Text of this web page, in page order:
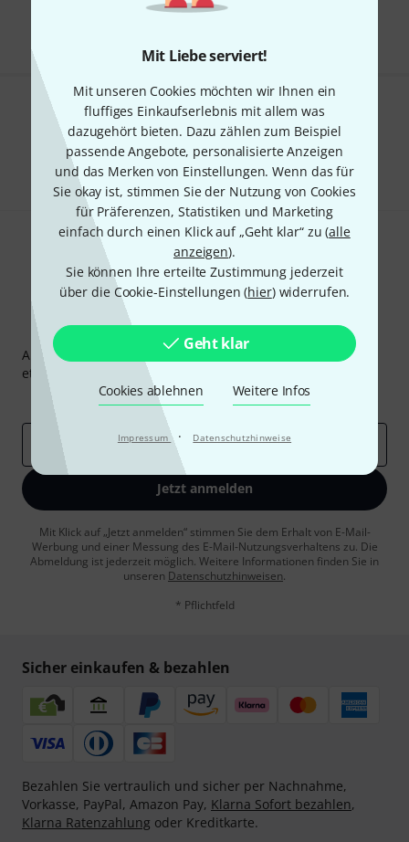
Mit Liebe serviert!
Mit unseren Cookies möchten wir Ihnen ein
fluffiges Einkaufserlebnis mit allem was
dazugehört bieten. Dazu zählen zum Beispiel
passende Angebote, personalisierte Anzeigen
und das Merken von Einstellungen. Wenn das für
Sie okay ist, stimmen Sie der Nutzung von Cookies
für Präferenzen, Statistiken und Marketing
einfach durch einen Klick auf „Geht klar“ zu (alle
anzeigen).
Sie können Ihre erteilte Zustimmung jederzeit
über die Cookie-Einstellungen (hier) widerrufen.
Geht klar
Cookies ablehnen Weitere Infos
Impressum · Datenschutzhinweise
Alle Preise inkl. MwSt.
Gefällt Ihnen, was Sie sehen?
Teilen Hilfe & Feedback
Thomann Newsletter
Abonniere den Thomann Newsletter und gewinne mit
etwas Glück einen von
Inspirierende Beiträge
Deals Thomann Insights
E-Mail-Adresse*
Jetzt anmelden
Mit Klick auf „Jetzt anmelden“ stimmen Sie dem Erhalt von E-Mail-
Werbung und einer Messung des E-Mail-Nutzungsverhaltens zu. Die
Abmeldung ist jederzeit möglich. Weitere Informationen finden Sie in
unseren Datenschutzhinweisen.
* Pflichtfeld
Sicher einkaufen & bezahlen
Bezahlen Sie vertraulich und sicher per Nachnahme,
Vorkasse, PayPal, Amazon Pay, Klarna Sofort bezahlen,
Klarna Ratenzahlung oder Kreditkarte.